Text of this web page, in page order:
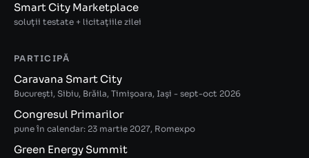
Smart City Marketplace
soluții testate + licitațiile zilei
PARTICIPĂ
Caravana Smart City
București, Sibiu, Brăila, Timișoara, Iași - sept-oct 2026
Congresul Primarilor
pune în calendar: 23 martie 2027, Romexpo
Green Energy Summit